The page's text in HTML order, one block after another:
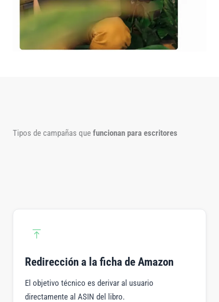
Tipos de campañas que funcionan para escritores
Redirección a la ficha de Amazon
El objetivo técnico es derivar al usuario
directamente al ASIN del libro.